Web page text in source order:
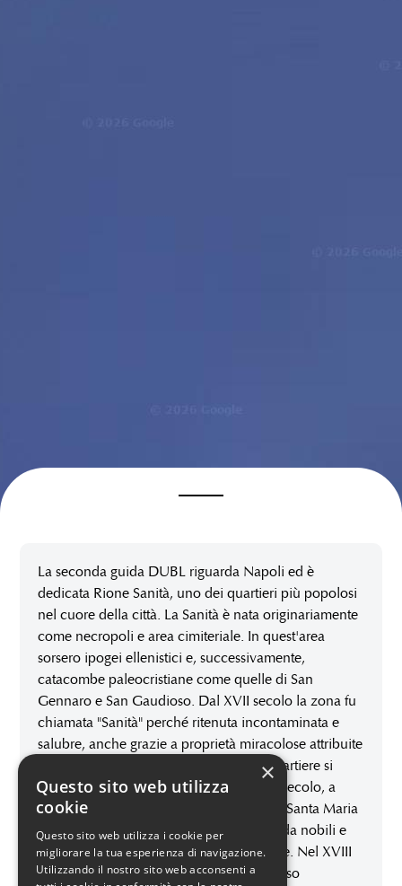
Keyboard shortcuts Image may be subject to copyright
La seconda guida DUBL riguarda Napoli ed è
dedicata Rione Sanità, uno dei quartieri più
popolosi nel cuore della città. La Sanità è nata
originariamente come necropoli e area cimiteriale.
In quest'area sorsero ipogei ellenistici e,
successivamente, catacombe paleocristiane come
quelle di San Gennaro e San Gaudioso. Dal XVII
secolo la zona fu chiamata "Sanità" perché ritenuta
incontaminata e salubre, anche grazie a proprietà
miracolose attribuite alla presenza delle tombe dei
Santi. Il quartiere si sviluppò urbanisticamente solo
dal XVII secolo, a partire dalla costruzione della
Basilica di Santa Maria della Sanità, diventando
l'area prescelta da nobili e borghesi napoletani per
le proprie dimore. Nel XVIII secolo le sue strade
×
Questo sito web utilizza
cookie
Questo sito web utilizza i cookie per
migliorare la tua esperienza di navigazione.
Utilizzando il nostro sito web acconsenti a